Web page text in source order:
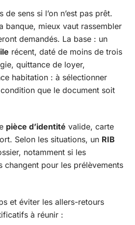
de sens si l’on n’est pas prêt.
banque, mieux vaut rassembler
demandés. La base : un
récent, daté de moins de trois
quittance de loyer,
habitation : à sélectionner
que le document soit
pièce d’identité valide, carte
Selon les situations, un RIB
notamment si les
changent pour les prélèvements
et éviter les allers-retours
à réunir :